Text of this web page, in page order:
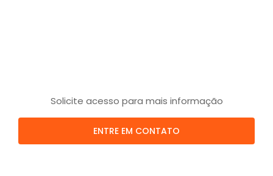
Solicite acesso para mais informação
ENTRE EM CONTATO